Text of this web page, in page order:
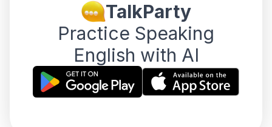
TalkParty
Practice Speaking
English with AI